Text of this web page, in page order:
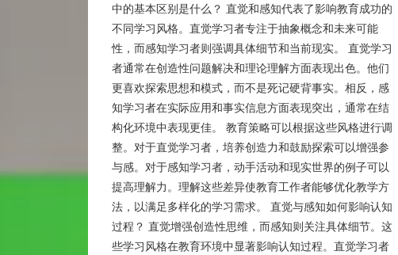
中的基本区别是什么？ 直觉和感知代表了影响教育成功的
不同学习风格。直觉学习者专注于抽象概念和未来可能
性，而感知学习者则强调具体细节和当前现实。 直觉学习
者通常在创造性问题解决和理论理解方面表现出色。他们
更喜欢探索思想和模式，而不是死记硬背事实。相反，感
知学习者在实际应用和事实信息方面表现突出，通常在结
构化环境中表现更佳。 教育策略可以根据这些风格进行调
整。对于直觉学习者，培养创造力和鼓励探索可以增强参
与感。对于感知学习者，动手活动和现实世界的例子可以
提高理解力。理解这些差异使教育工作者能够优化教学方
法，以满足多样化的学习需求。 直觉与感知如何影响认知
过程？ 直觉增强创造性思维，而感知则关注具体细节。这
些学习风格在教育环境中显著影响认知过程。直觉学习者